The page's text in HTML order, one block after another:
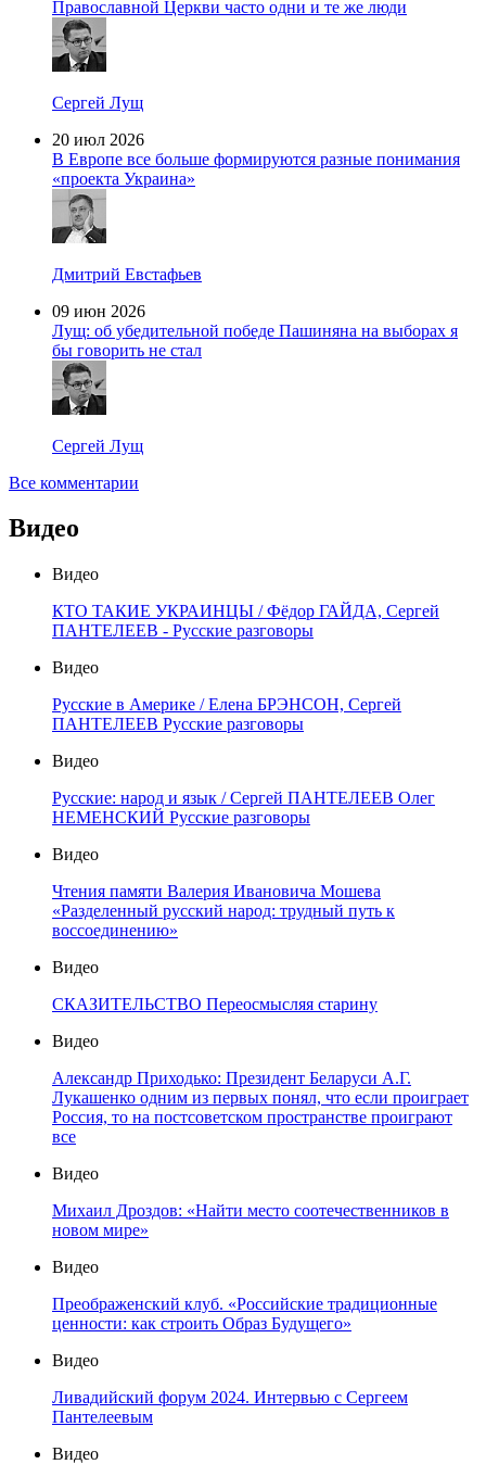
Православной Церкви часто одни и те же люди
Сергей Лущ
20 июл 2026
В Европе все больше формируются разные понимания
«проекта Украина»
Дмитрий Евстафьев
09 июн 2026
Лущ: об убедительной победе Пашиняна на выборах я
бы говорить не стал
Сергей Лущ
Все комментарии
Видео
Видео
КТО ТАКИЕ УКРАИНЦЫ / Фёдор ГАЙДА, Сергей
ПАНТЕЛЕЕВ - Русские разговоры
Видео
Русские в Америке / Елена БРЭНСОН, Сергей
ПАНТЕЛЕЕВ Русские разговоры
Видео
Русские: народ и язык / Сергей ПАНТЕЛЕЕВ Олег
НЕМЕНСКИЙ Русские разговоры
Видео
Чтения памяти Валерия Ивановича Мошева
«Разделенный русский народ: трудный путь к
воссоединению»
Видео
СКАЗИТЕЛЬСТВО Переосмысляя старину
Видео
Александр Приходько: Президент Беларуси А.Г.
Лукашенко одним из первых понял, что если проиграет
Россия, то на постсоветском пространстве проиграют
все
Видео
Михаил Дроздов: «Найти место соотечественников в
новом мире»
Видео
Преображенский клуб. «Российские традиционные
ценности: как строить Образ Будущего»
Видео
Ливадийский форум 2024. Интервью с Сергеем
Пантелеевым
Видео